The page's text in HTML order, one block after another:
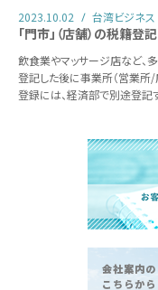
2023.10.02 台湾ビジネス
「門市」（店舗）の税籍登記
飲食業やマッサージ店など、
登記した後に事業所（営業所/
登録には、経済部で別途登記